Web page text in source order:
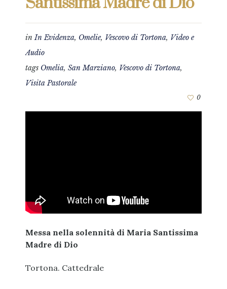
inIn Evidenza, Omelie, Vescovo di Tortona, Video e
Audio
tags Omelia, San Marziano, Vescovo di Tortona,
Visita Pastorale
0
Messa nella solennità di Maria Santissima
Madre di Dio
Tortona. Cattedrale